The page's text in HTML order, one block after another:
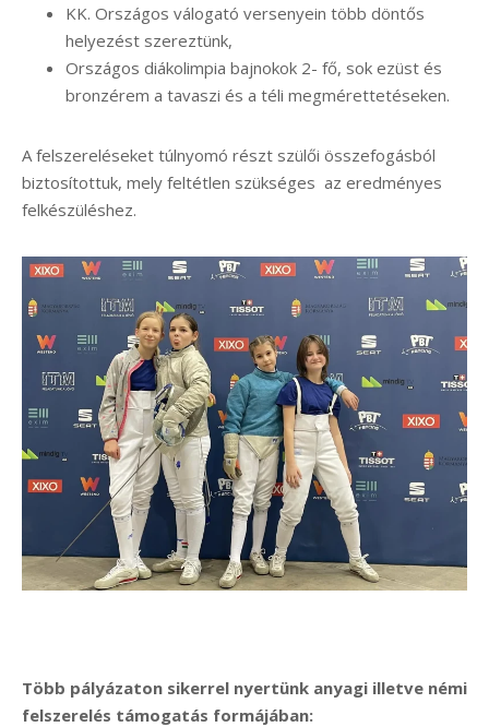
KK. Országos válogató versenyein több döntős
helyezést szereztünk,
Országos diákolimpia bajnokok 2- fő, sok ezüst és
bronzérem a tavaszi és a téli megmérettetéseken.
A felszereléseket túlnyomó részt szülői összefogásból
biztosítottuk, mely feltétlen szükséges az eredményes
felkészüléshez.
Több pályázaton sikerrel nyertünk anyagi illetve némi
felszerelés támogatás formájában: